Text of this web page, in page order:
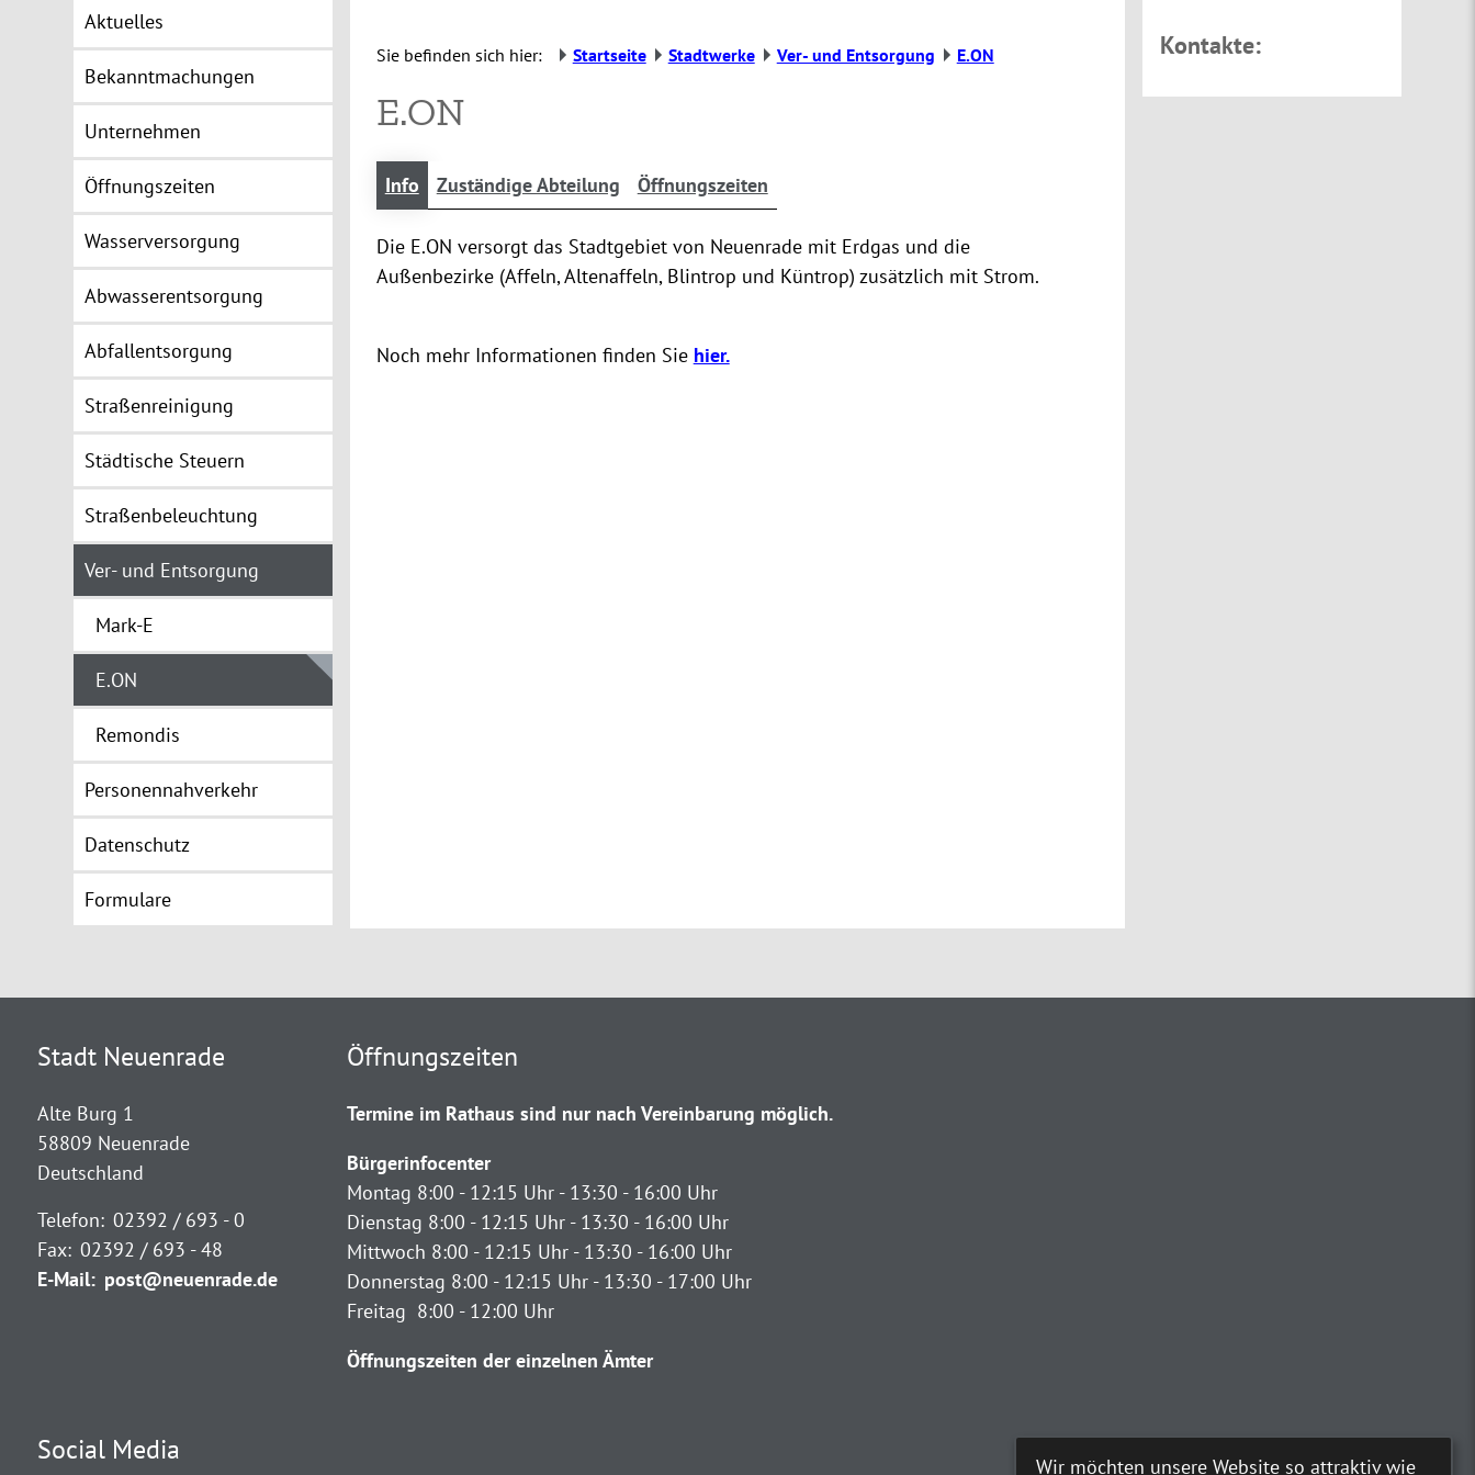
Aktuelles
Bekanntmachungen
Unternehmen
Öffnungszeiten
Wasserversorgung
Abwasserentsorgung
Abfallentsorgung
Straßenreinigung
Städtische Steuern
Straßenbeleuchtung
Ver- und Entsorgung
Mark-E
E.ON
Remondis
Personennahverkehr
Datenschutz
Formulare
Sie befinden sich hier: Startseite Stadtwerke Ver- und Entsorgung E.ON
E.ON
Info Zuständige Abteilung Öffnungszeiten
Die E.ON versorgt das Stadtgebiet von Neuenrade mit Erdgas und die
Außenbezirke (Affeln, Altenaffeln, Blintrop und Küntrop) zusätzlich mit Strom.
Noch mehr Informationen finden Sie hier.
Kontakte:
Stadt Neuenrade
Alte Burg 1
58809 Neuenrade
Deutschland
Telefon: 02392 / 693 - 0
Fax: 02392 / 693 - 48
E-Mail: post@neuenrade.de
Öffnungszeiten
Termine im Rathaus sind nur nach Vereinbarung möglich.
Bürgerinfocenter
Montag 8:00 - 12:15 Uhr - 13:30 - 16:00 Uhr
Dienstag 8:00 - 12:15 Uhr - 13:30 - 16:00 Uhr
Mittwoch 8:00 - 12:15 Uhr - 13:30 - 16:00 Uhr
Donnerstag 8:00 - 12:15 Uhr - 13:30 - 17:00 Uhr
Freitag 8:00 - 12:00 Uhr
Öffnungszeiten der einzelnen Ämter
Social Media
Wir möchten unsere Website so attraktiv wie